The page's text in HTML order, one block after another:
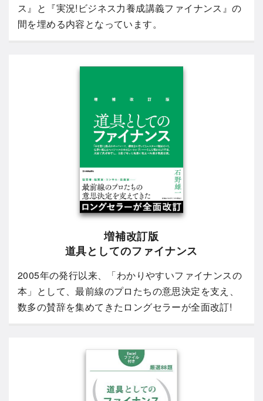
ス』と『実況!ビジネス力養成講義ファイナンス』の
間を埋める内容となっています。
増補改訂版
道具としてのファイナンス
2005年の発行以来、「わかりやすいファイナンスの
本」として、最前線のプロたちの意思決定を支え、
数多の賛辞を集めてきたロングセラーが全面改訂!